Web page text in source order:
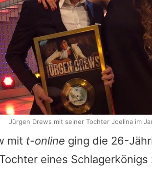
mit t-online ging die 26-
eines
Jürgen Drews mit seiner Tochter Joelina im